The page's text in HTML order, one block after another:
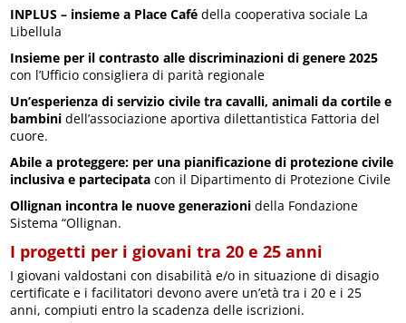
INPLUS – insieme a Place Café della cooperativa sociale La
Libellula
Insieme per il contrasto alle discriminazioni di genere 2025
con l’Ufficio consigliera di parità regionale
Un’esperienza di servizio civile tra cavalli, animali da cortile e
bambini dell’associazione aportiva dilettantistica Fattoria del
cuore.
Abile a proteggere: per una pianificazione di protezione civile
inclusiva e partecipata con il Dipartimento di Protezione Civile
Ollignan incontra le nuove generazioni della Fondazione
Sistema “Ollignan.
I progetti per i giovani tra 20 e 25 anni
I giovani valdostani con disabilità e/o in situazione di disagio
certificate e i facilitatori devono avere un’età tra i 20 e i 25
anni, compiuti entro la scadenza delle iscrizioni.